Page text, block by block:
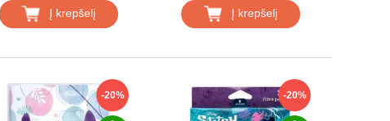
Į krepšelį Į krepšelį
-20% -20%